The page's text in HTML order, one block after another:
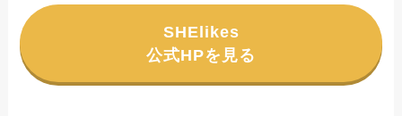
SHElikes
公式HPを見る